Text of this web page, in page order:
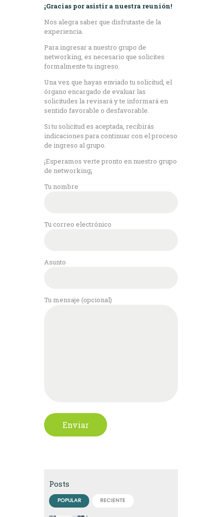
¡Gracias por asistir a nuestra reunión!
Nos alegra saber que disfrutaste de la
experiencia.
Para ingresar a nuestro grupo de
networking, es necesario que solicites
formalmente tu ingreso.
Una vez que hayas enviado tu solicitud, el
órgano encargado de evaluar las
solicitudes la revisará y te informará en
sentido favorable o desfavorable.
Si tu solicitud es aceptada, recibirás
indicaciones para continuar con el proceso
de ingreso al grupo.
¡Esperamos verte pronto en nuestro grupo
de networking¡
Tu nombre
Tu correo electrónico
Asunto
Tu mensaje (opcional)
Posts
POPULAR RECIENTE